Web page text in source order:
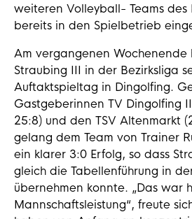
weiteren Volleyball- Teams des
bereits in den Spielbetrieb
Am vergangenen Wochenende
Straubing III in der Bezirksliga
Auftaktspieltag in Dingolfing.
Gastgeberinnen TV Dingolfing
25:8) und den TSV Altenmarkt
gelang dem Team von Trainer
ein klarer 3:0 Erfolg, so dass
gleich die Tabellenführung in
übernehmen konnte. „Das war
Mannschaftsleistung“, freute